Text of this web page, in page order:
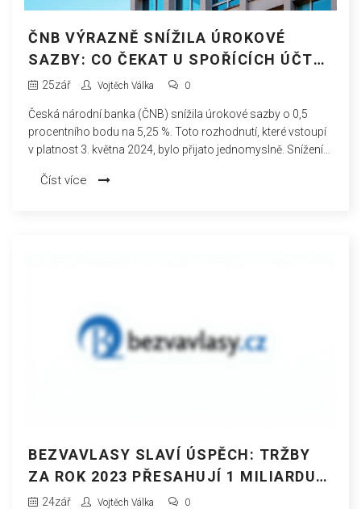
ČNB VÝRAZNĚ SNÍŽILA ÚROKOVÉ
SAZBY: CO ČEKAT U SPOŘÍCÍCH ÚČTŮ
A HYPOTÉK
25zář Vojtěch Válka 0
Česká národní banka (ČNB) snížila úrokové sazby o 0,5
procentního bodu na 5,25 %. Toto rozhodnutí, které vstoupí
v platnost 3. května 2024, bylo přijato jednomyslně. Snížení
spořících účtech a termínovaných vkladech v komerčních
Číst více
BEZVAVLASY SLAVÍ ÚSPĚCH: TRŽBY
ZA ROK 2023 PŘESAHUJÍ 1 MILIARDU
KČ, JMENOVÁNÍ NOVÉHO
24zář Vojtěch Válka 0